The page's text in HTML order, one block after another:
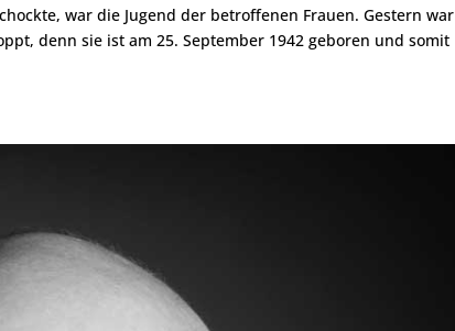
war die Jugend der betroffenen Frauen. Gestern war
denn sie ist am 25. September 1942 geboren und somit